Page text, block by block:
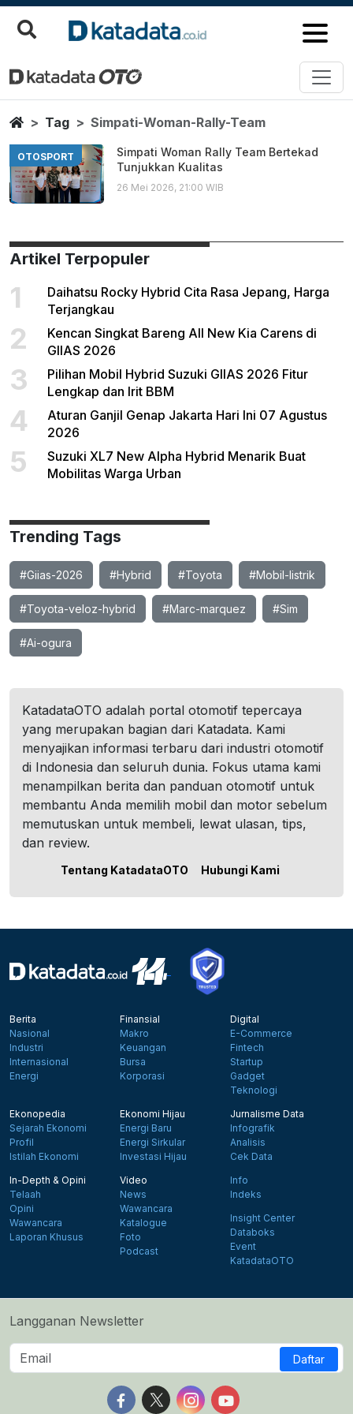
Simpati Woman Rally Team
Berita Terbaru
HomeTag Simpati-Woman-Rally-Team
OTOSPORT
Simpati Woman Rally Team Bertekad
Tunjukkan Kualitas
26 Mei 2026, 21:00 WIB
Artikel Terpopuler
1
Daihatsu Rocky Hybrid Cita Rasa Jepang, Harga
Terjangkau
2
Kencan Singkat Bareng All New Kia Carens di
GIIAS 2026
3
Pilihan Mobil Hybrid Suzuki GIIAS 2026 Fitur
Lengkap dan Irit BBM
4
Aturan Ganjil Genap Jakarta Hari Ini 07 Agustus
2026
5
Suzuki XL7 New Alpha Hybrid Menarik Buat
Mobilitas Warga Urban
Trending Tags
#Giias-2026 #Hybrid #Toyota #Mobil-listrik
#Toyota-veloz-hybrid #Marc-marquez #Sim
#Ai-ogura
KatadataOTO adalah portal otomotif tepercaya
yang merupakan bagian dari Katadata. Kami
menyajikan informasi terbaru dari industri otomotif
di Indonesia dan seluruh dunia. Fokus utama kami
menampilkan berita dan panduan otomotif untuk
membantu Anda memilih mobil dan motor sebelum
memutuskan untuk membeli, lewat ulasan, tips,
dan review.
Tentang KatadataOTO Hubungi Kami
Berita
Nasional
Industri
Internasional
Energi
Finansial
Makro
Keuangan
Bursa
Korporasi
Digital
E-Commerce
Fintech
Startup
Gadget
Teknologi
Ekonopedia
Sejarah Ekonomi
Profil
Istilah Ekonomi
Ekonomi Hijau
Energi Baru
Energi Sirkular
Investasi Hijau
Jurnalisme Data
Infografik
Analisis
Cek Data
In-Depth & Opini
Telaah
Opini
Wawancara
Laporan Khusus
Video
News
Wawancara
Katalogue
Foto
Podcast
Info
Indeks
Insight Center
Databoks
Event
KatadataOTO
Langganan Newsletter
Daftar
Follow us on Facebook
Follow us on X
Follow us on Instagram
Follow us on